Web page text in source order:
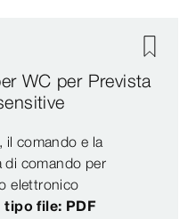
WC per Prevista
il comando e la
di comando per
elettronico
tipo file: PDF